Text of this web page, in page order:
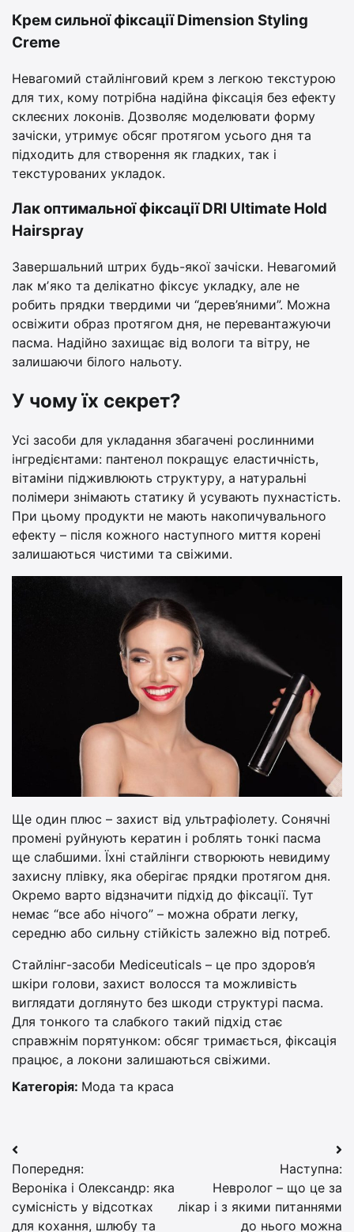
Крем сильної фіксації Dimension Styling
Creme
Невагомий стайлінговий крем з легкою текстурою
для тих, кому потрібна надійна фіксація без ефекту
склеєних локонів. Дозволяє моделювати форму
зачіски, утримує обсяг протягом усього дня та
підходить для створення як гладких, так і
текстурованих укладок.
Лак оптимальної фіксації DRI Ultimate Hold
Hairspray
Завершальний штрих будь-якої зачіски. Невагомий
лак мʼяко та делікатно фіксує укладку, але не
робить прядки твердими чи “дерев’яними”. Можна
освіжити образ протягом дня, не перевантажуючи
пасма. Надійно захищає від вологи та вітру, не
залишаючи білого нальоту.
У чому їх секрет?
Усі засоби для укладання збагачені рослинними
інгредієнтами: пантенол покращує еластичність,
вітаміни підживлюють структуру, а натуральні
полімери знімають статику й усувають пухнастість.
При цьому продукти не мають накопичувального
ефекту – після кожного наступного миття корені
залишаються чистими та свіжими.
Ще один плюс – захист від ультрафіолету. Сонячні
промені руйнують кератин і роблять тонкі пасма
ще слабшими. Їхні стайлінги створюють невидиму
захисну плівку, яка оберігає прядки протягом дня.
Окремо варто відзначити підхід до фіксації. Тут
немає “все або нічого” – можна обрати легку,
середню або сильну стійкість залежно від потреб.
Стайлінг-засоби Mediceuticals – це про здоров’я
шкіри голови, захист волосся та можливість
виглядати доглянуто без шкоди структурі пасма.
Для тонкого та слабкого такий підхід стає
справжнім порятунком: обсяг тримається, фіксація
працює, а локони залишаються свіжими.
Категорія: Мода та краса
Навігація
записів
Попередня:
Вероніка і Олександр: яка
сумісність у відсотках
для кохання, шлюбу та
Наступна:
Невролог – що це за
лікар і з якими питаннями
до нього можна